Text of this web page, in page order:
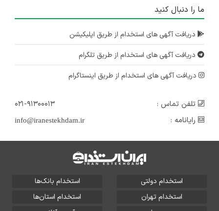
ما را دنبال کنید
دریافت آگهی های استخدام از طریق اپلیکیشن
دریافت آگهی های استخدام از طریق تلگرام
دریافت آگهی های استخدام از طریق اینستاگرام
تلفن تماس :
۰۲۱-۹۱۳۰۰۰۱۳
رایانامه :
info@iranestekhdam.ir
استخدام دولتی
استخدام بانک‌ها
استخدام تهران
استخدام استان‌ها